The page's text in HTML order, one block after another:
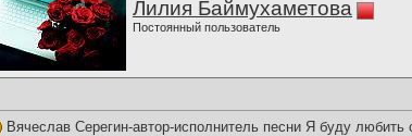
Лилия Баймухаметова
Постоянный пользователь
Вячеслав Серегин-автор-исполнитель песни Я буду любить